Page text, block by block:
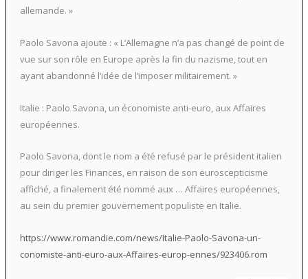
allemande. »
Paolo Savona ajoute : « L’Allemagne n’a pas changé de point de
vue sur son rôle en Europe après la fin du nazisme, tout en
ayant abandonné l’idée de l’imposer militairement. »
Italie : Paolo Savona, un économiste anti-euro, aux Affaires
européennes.
Paolo Savona, dont le nom a été refusé par le président italien
pour diriger les Finances, en raison de son euroscepticisme
affiché, a finalement été nommé aux … Affaires européennes,
au sein du premier gouvernement populiste en Italie.
https://www.romandie.com/news/Italie-Paolo-Savona-un-
conomiste-anti-euro-aux-Affaires-europ-ennes/923406.rom